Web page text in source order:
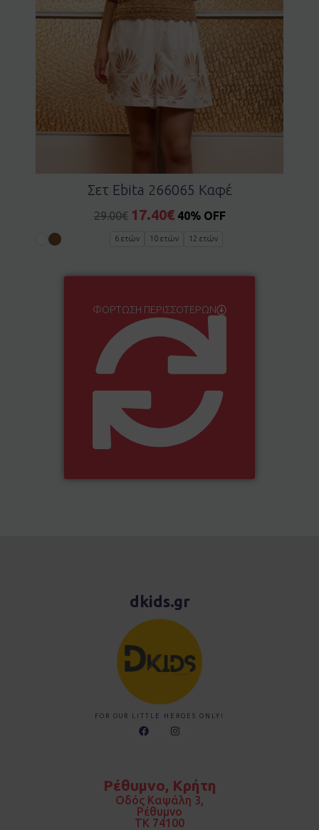
Σετ Ebita 266065 Καφέ
29.00€ 17.40€ 40% OFF
6 ετών 10 ετών 12 ετών
ΦΌΡΤΩΣΗ ΠΕΡΙΣΣΌΤΕΡΩΝ
dkids.gr
FOR OUR LITTLE HEROES ONLY!
F
a
o
I
n
r
a
m
Ρέθυμνο, Κρήτη
Οδός Καψάλη 3,
Ρέθυμνο
TK 74100